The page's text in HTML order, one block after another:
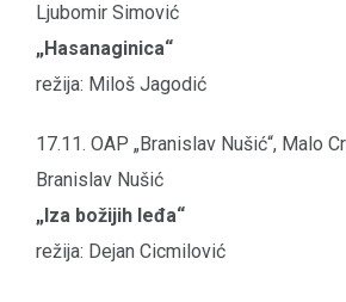
Ljubomir Simović
„Hasanaginica“
režija: Miloš Jagodić
17.11. OAP „Branislav Nušić“, Malo
Branislav Nušić
„Iza božijih leđa“
režija: Dejan Cicmilović